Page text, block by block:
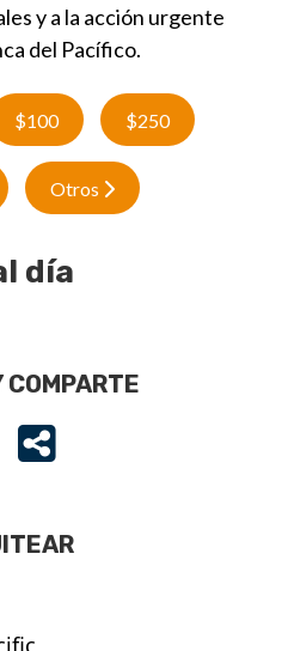
y a la acción urgente
del Pacífico.
$100 $250
Otros
día
COMPARTE